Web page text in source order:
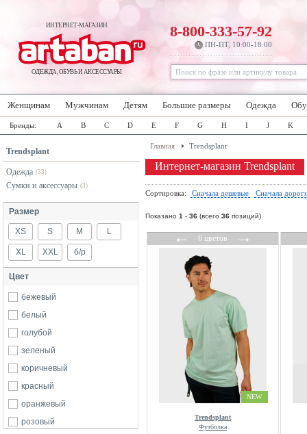
ИНТЕРНЕТ-МАГАЗИН
ОДЕЖДА, ОБУВЬ И АКСЕССУАРЫ
8-800-333-57-92
ПН-ПТ, 10:00-18:00
Женщинам Мужчинам Детям Большие размеры Одежда
Бренды: A B C D E F G H I J K
Trendsplant
Одежда (33)
Сумки и аксессуары (3)
Размер
XS S M L
XL XXL б/р
Цвет
бежевый
белый
голубой
зеленый
коричневый
красный
оранжевый
розовый
Главная Trendsplant
Интернет-магазин Trendsplant
Сортировка: Сначала дешевые Сначала
Показано 1 - 36 (всего 36 позиций)
←6 цветов→
NEW
Trendsplant
Футболка